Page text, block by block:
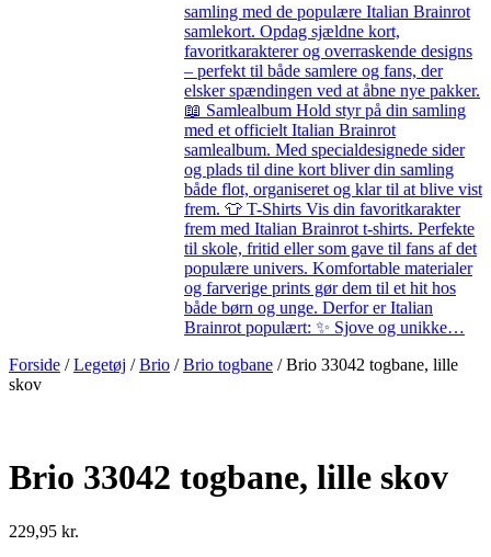
samling med de populære Italian Brainrot
samlekort. Opdag sjældne kort,
favoritkarakterer og overraskende designs
– perfekt til både samlere og fans, der
elsker spændingen ved at åbne nye pakker.
📖 Samlealbum Hold styr på din samling
med et officielt Italian Brainrot
samlealbum. Med specialdesignede sider
og plads til dine kort bliver din samling
både flot, organiseret og klar til at blive vist
frem. 👕 T-Shirts Vis din favoritkarakter
frem med Italian Brainrot t-shirts. Perfekte
til skole, fritid eller som gave til fans af det
populære univers. Komfortable materialer
og farverige prints gør dem til et hit hos
både børn og unge. Derfor er Italian
Brainrot populært: ✨ Sjove og unikke…
Forside /Legetøj /Brio /Brio togbane / Brio 33042 togbane, lille
skov
Brio 33042 togbane, lille skov
229,95 kr.